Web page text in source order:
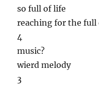
so full of life
reaching for the full
4
music?
wierd melody
3